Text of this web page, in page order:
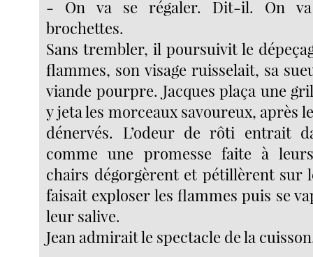
- On va se régaler. Dit-il. On
brochettes.
Sans trembler, il poursuivit le
flammes, son visage ruisselait, sa
viande pourpre. Jacques plaça une
y jeta les morceaux savoureux, après
dénervés. L’odeur de rôti entrait
comme une promesse faite à
chairs dégorgèrent et pétillèrent sur
faisait exploser les flammes puis se
leur salive.
Jean admirait le spectacle de la